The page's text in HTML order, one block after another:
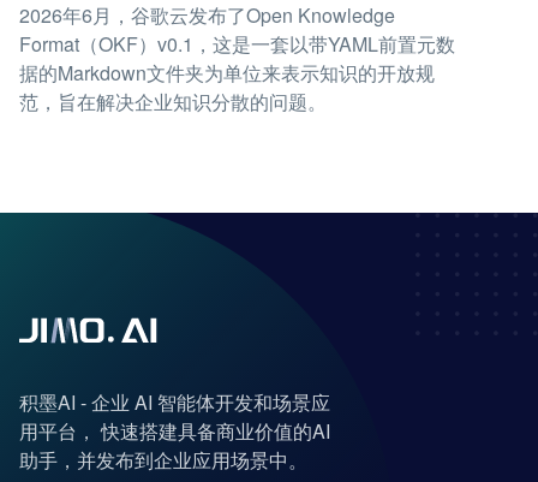
2026年6月，谷歌云发布了Open Knowledge
Format（OKF）v0.1，这是一套以带YAML前置元数
据的Markdown文件夹为单位来表示知识的开放规
范，旨在解决企业知识分散的问题。
积墨AI - 企业 AI 智能体开发和场景应
用平台， 快速搭建具备商业价值的AI
助手，并发布到企业应用场景中。